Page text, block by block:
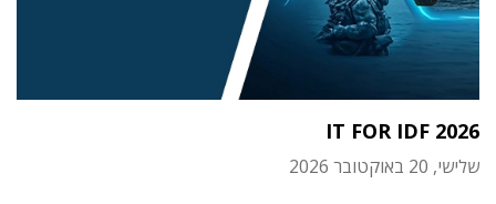
IT FOR IDF 2026
שלישי, 20 באוקטובר 2026